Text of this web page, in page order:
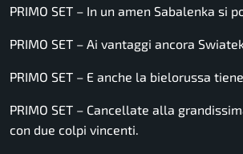
PRIMO SET – In un amen Sabalenka si
PRIMO SET – Ai vantaggi ancora
PRIMO SET – E anche la bielorussa
PRIMO SET – Cancellate alla
con due colpi vincenti.